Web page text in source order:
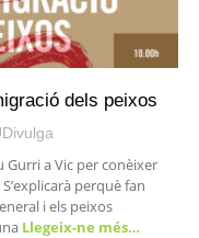
dels peixos
Gurri a Vic per conèixer
perquè fan
i els peixos
Llegeix-ne més…